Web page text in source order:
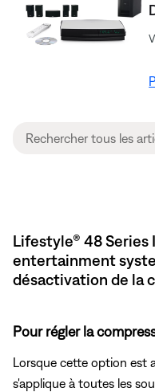
Lifestyle® 48 Series
entertainment
désactivation de la
Pour régler la
Lorsque cette option est
s'applique à toutes les